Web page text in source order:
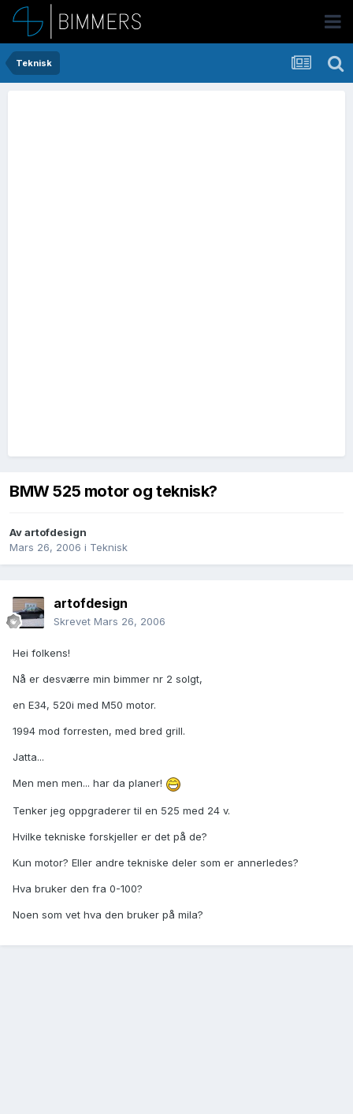
Teknisk
BMW 525 motor og teknisk?
Avartofdesign
Mars 26, 2006 i Teknisk
artofdesign
Skrevet Mars 26, 2006
Hei folkens!
Nå er desværre min bimmer nr 2 solgt,
en E34, 520i med M50 motor.
1994 mod forresten, med bred grill.
Jatta...
Men men men... har da planer!
Tenker jeg oppgraderer til en 525 med 24 v.
Hvilke tekniske forskjeller er det på de?
Kun motor? Eller andre tekniske deler som er annerledes?
Hva bruker den fra 0-100?
Noen som vet hva den bruker på mila?